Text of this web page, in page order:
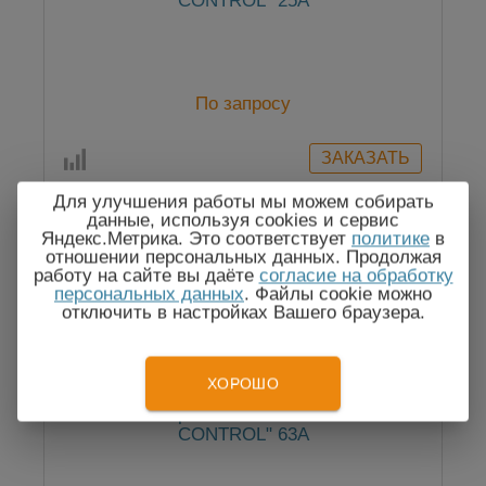
По запросу
Реле напряжения РН-163Т "VOLT
CONTROL" 63А
Для улучшения работы мы можем собирать
данные, используя cookies и сервис
Яндекс.Метрика. Это соответствует политике в
отношении персональных данных. Продолжая
работу на сайте вы даёте согласие на обработку
персональных данных. Файлы cookie можно
отключить в настройках Вашего браузера.
ХОРОШО